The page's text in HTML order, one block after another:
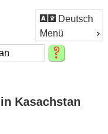
Deutsch
Menü
Kasachstan